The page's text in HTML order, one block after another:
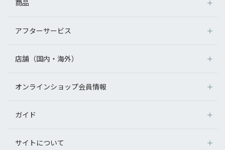
商品
アフターサービス
店舗（国内・海外）
オンラインショップ会員情報
ガイド
サイトについて